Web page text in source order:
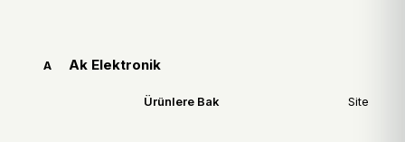
A Ak Elektronik
Ürünlere Bak Site